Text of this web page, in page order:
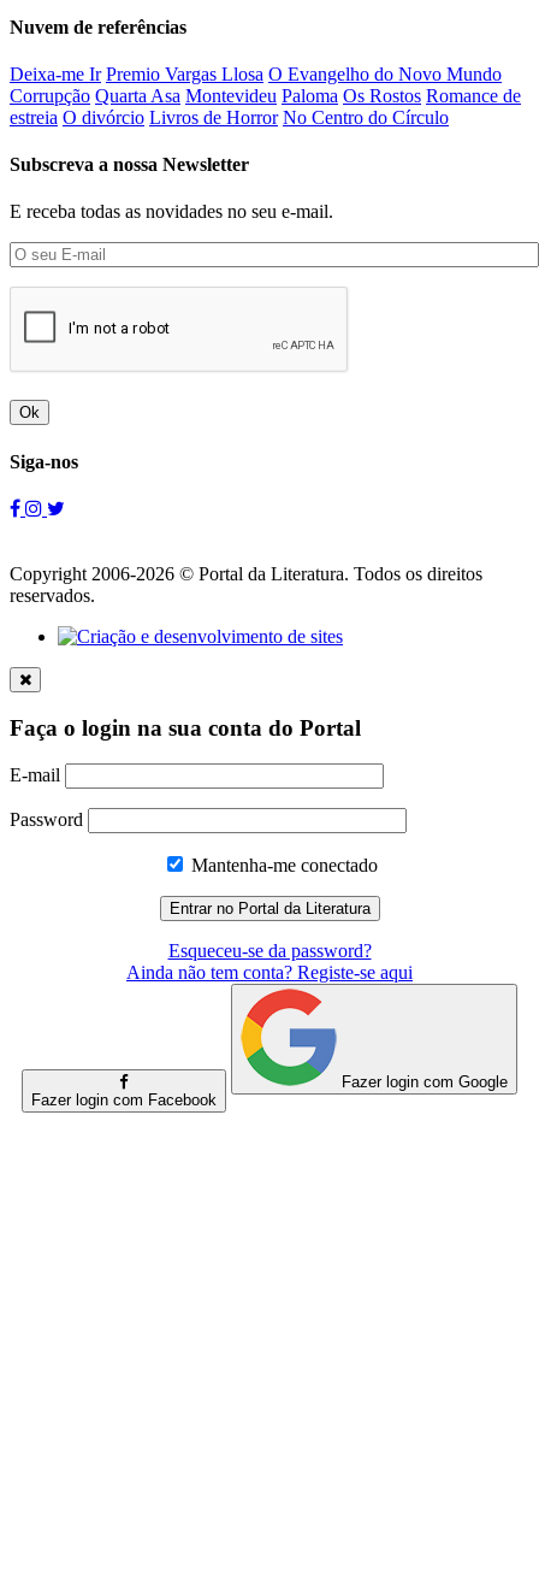
Nuvem de referências
Deixa-me Ir Premio Vargas Llosa O Evangelho do Novo Mundo
Corrupção Quarta Asa Montevideu Paloma Os Rostos Romance de
estreia O divórcio Livros de Horror No Centro do Círculo
Subscreva a nossa Newsletter
E receba todas as novidades no seu e-mail.
Ok
Siga-nos
Copyright 2006-2026 © Portal da Literatura. Todos os direitos
reservados.
Faça o login na sua conta do Portal
E-mail
Password
Mantenha-me conectado
Esqueceu-se da password?
Ainda não tem conta? Registe-se aqui
Fazer login com Facebook
Fazer login com Google